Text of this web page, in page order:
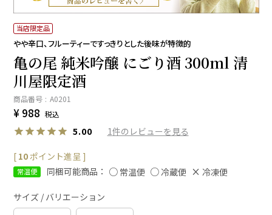
当店限定品
やや辛口、フルーティーですっきりとした後味が特徴的
亀の尾 純米吟醸 にごり酒 300ml 清
川屋限定酒
商品番号 A0201
¥ 988 税込
5.00 1
[ 10ポイント進呈 ]
常温便 同梱可能商品： 常温便 冷蔵便 冷凍便
サイズ / バリエーション